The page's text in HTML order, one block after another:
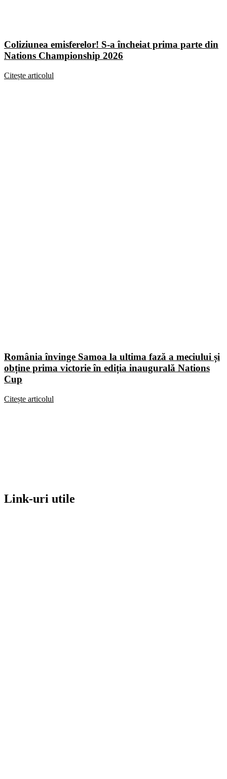
Coliziunea emisferelor! S-a încheiat prima parte din
Nations Championship 2026
Citește articolul
România învinge Samoa la ultima fază a meciului și
obține prima victorie în ediția inaugurală Nations
Cup
Citește articolul
Link-uri utile